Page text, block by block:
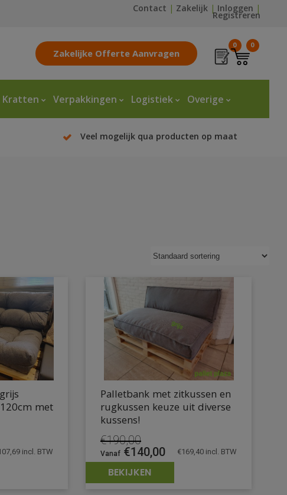
Contact | Zakelijk |Inloggen |
Registreren
Zakelijke Offerte Aanvragen
0 0
Kratten Verpakkingen Logistiek Overige
Veel mogelijk qua producten op maat
met
incl. BTW
Palletbank met zitkussen en
rugkussen keuze uit diverse
kussens!
€190,00
Oorspronkelijke
prijs
was:
€190,00.
€140,00Huidige
prijs
€140,00.
€169,40incl. BTW
BEKIJKEN